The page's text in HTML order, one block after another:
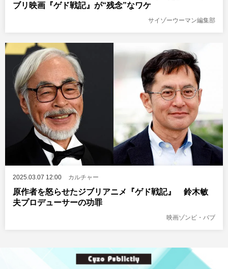
ブリ映画『ゲド戦記』が“残念”なワケ
サイゾーウーマン編集部
2025.03.07 12:00 カルチャー
原作者を怒らせたジブリアニメ『ゲド戦記』 鈴木敏
夫プロデューサーの功罪
映画ゾンビ・バブ